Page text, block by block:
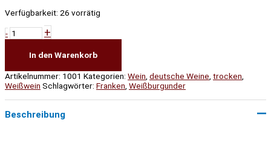
Verfügbarkeit: 26 vorrätig
- +
In den Warenkorb
Artikelnummer: 1001 Kategorien: Wein deutsche Weine trocken
Weißwein Schlagwörter: Franken Weißburgunder
Beschreibung